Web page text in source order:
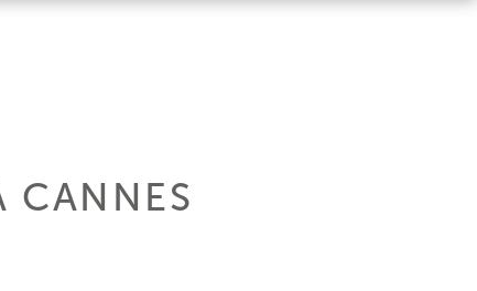
CANNES